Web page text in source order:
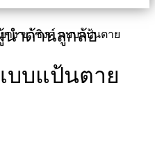
นำด้านลูกล้อ
าง ขาซิงค์ แบบแป้นตาย
บบแป้นตาย